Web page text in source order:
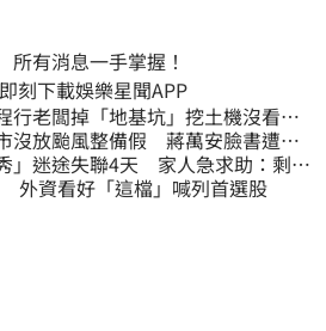
有消息一手掌握！
一手掌握明星動態 即刻下載娛樂星聞APP
行老闆掉「地基坑」挖土機沒看
沒放颱風整備假 蔣萬安臉書遭網
」迷途失聯4天 家人急求助：剩我
資看好「這檔」喊列首選股